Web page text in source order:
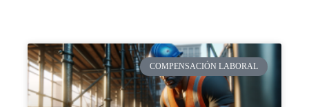
COMPENSACIÓN LABORAL